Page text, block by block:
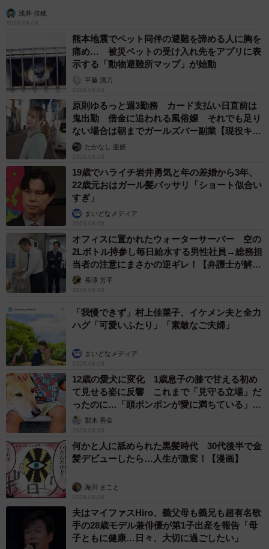
浅井 佳穂
2026.08.08
熊本地震でペット同伴の避難を諦める人に胸を
痛め… 被災ペットの受け入れ先をアプリに表
示する「動物避難所マップ」が始動
平藤 清刀
2026.08.08
原則ゆるっと週3勤務 カード支払い日直前は
鬼出勤 借金に追われる風俗嬢 それでも足り
ない場合は朝までガールズバー副業【現役キャ
ストに取材】
たかなし 亜妖
2026.08.08
19歳でハライチ岩井勇気と年の差婚から3年、
22歳元おはガール髪バッサリ「ショート似合い
すぎ」
まいどなメディア
2026.08.08
オフィスに置かれたウォーターサーバー 空の
2Lボトル持参し毎日給水する男性社員→総務担
当者の注意にまさかの逆ギレ！【弁護士が解
説】長澤 芳子
2026.08.08
「我慢できず」村上佳菜子、イケメン夫と全力
ハグ「可愛いふたり」「素敵なご夫婦」
まいどなメディア
2026.08.08
12歳の愛犬に変化 1歳息子の膝で甘える初め
て見せる姿に反響 これまで「見守る立場」だ
ったのに…「頭ポンポンが愛に満ちている」
「尊…」
梨木 香奈
2026.08.08
何かと人に舐められた黒髪時代 30代後半で金
髪デビューしたら…人生が激変！【漫画】
海川 まこと
2026.08.08
夫はマイファスHiro、義父母も義兄も超有名歌
手の28歳モデル兼俳優が第1子出産を報告「母
子ともに健康…日々、大切に過ごしたい」